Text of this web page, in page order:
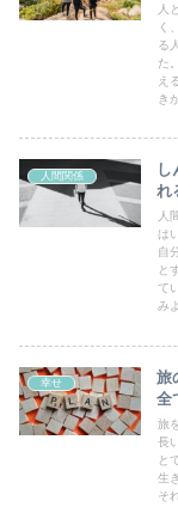
人
く
る
た
え
き
人間関係
れ
人
は
自
と
て
み
幸せ
旅
全
旅
長
と
生
そ